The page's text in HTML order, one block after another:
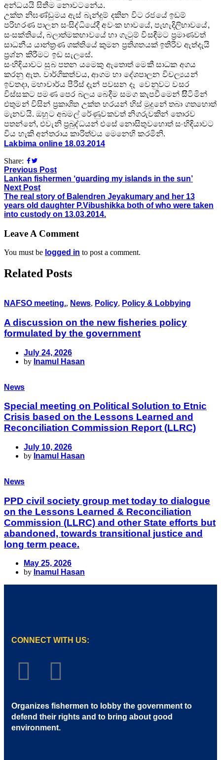
අන්ධයයි සිතීම නොවටනේය.
උක්ත නිඝණ්ඩුමය ඇස් බැන්දුම් දකින විට රජයේ ඉඩම්
පරිහරණ පාලන සංසිද්ධියේදී අවංක භාවයේ, පැහැදිලිභාවයේ,
සංසක්තියේ, බලාත්මකභාවයේ හා ගැටුම් විසඳීමට ප්‍රමාණවත්
සාධනීය යාන්ත්‍රණ ශක්තියේ කුමන ප්‍රතිශතයක් ඉතිරිව ඇත්දැයි
ප්‍රශ්න කිරීමට ඉඩ සැලසේ.
සංහිඳියාවට සුබ පතන යමෙකු ඇතොත් මෙකී සාධක අගය
කරනු ඇත. වාර්ගිකත්වය, ආගම හා දේශපාලන විචල්‍යයන්
ඉවතදා, මහාචාර්ය පීරිස් දැන් පවසන දෑ වෙනුවට වසර
විස්සකට පමණ පෙර බලය බෙදීම සමග කැපවීමෙන් සිිටිමින්
එතුමන් විසින් ප්‍රකාශිත උක්ත හරයන් හිස් මුදුනේ තබා ගතහොත්
මැනවයි. ඔහුට අබමල් රේණුවකවත් නිගරුවකින් තොරව
පතන්නේ, එවැනි ප්‍රබුද්ධයන් එසේ නොසිතුවහොත් සංහිඳියාවට
විය හැකි අන්තරාය කාරිත්වය මෙනෙහි කරමිනි.
Lakbima online 18.03.2014
Share:
Previous Post
Lankan fishermen ‘guarding my islands in the sun’
Next Post
The real story of Balendren Jeyakumary and her 13
years old daughter P.Vibushikka both of who were taken
into custody on 13.03.2014.
Leave A Comment
You must be logged in to post a comment.
Related Posts
NAFSO meeting., News, Policy, Policy & Lobbying
A discussion on the new fisheries policy
formulated by the government
July 24, 2026
by Inamul Hasan
News
Special meeting on Political Solution to Etnic
Crisis based on the Lessons Learned and
Reconciliation Commission Report (LLRC)
July 10, 2026
by Inamul Hasan
News
PPD civil society group met today to dialogue
on the Lessons Learned & Reconciliation
Commission (LLRC) and other State efforts but
abandoned, towards transitional justice and
long term peace.
May 25, 2026
by Inamul Hasan
CONNECT WITH US:
Organizes fishermen to lobby the government to
defend their rights and to bring about good
environment.